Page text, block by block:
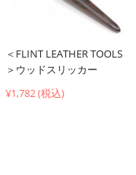
＜FLINT LEATHER TOOLS
＞ウッドスリッカー
¥1,782 (税込)